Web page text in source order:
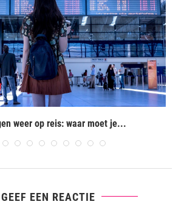
weer op reis: waar moet je...
GEEF EEN REACTIE